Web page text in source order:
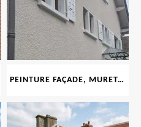
PEINTURE FAÇADE, MURET, TOITURE, BOISERIE, FERRONERIE, GOUTTIÈRE 69